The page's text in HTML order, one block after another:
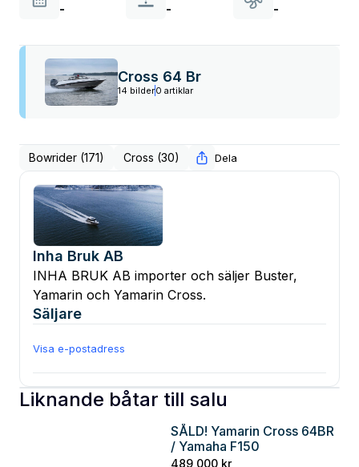
- - -
Cross 64 Br
14 bilder0 artiklar
Bowrider (171) Cross (30) Dela
Inha Bruk AB
INHA BRUK AB importer och säljer Buster,
Yamarin och Yamarin Cross.
Säljare
Visa e-postadress
Liknande båtar till salu
SÅLD! Yamarin Cross 64BR
/ Yamaha F150
489 000 kr